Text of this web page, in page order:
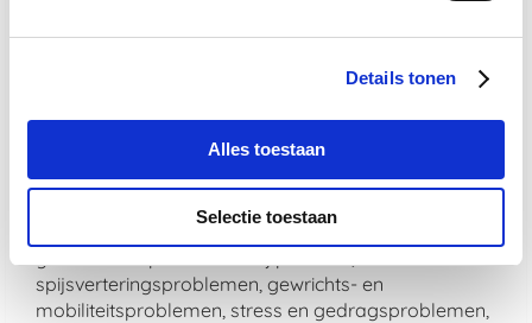
Details tonen
Alles toestaan
Selectie toestaan
Welke soorten problemen adresseren
De Paardendrogist producten
voornamelijk?
spijsverteringsproblemen, gewrichts- en
mobiliteitsproblemen, stress en gedragsproblemen,